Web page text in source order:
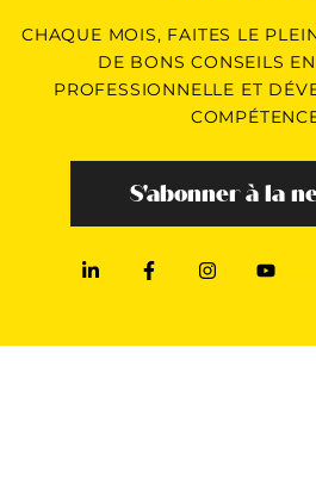
CHAQUE MOIS, FAITES LE
DE BONS CONSEILS
PROFESSIONNELLE ET
S'abonner à la